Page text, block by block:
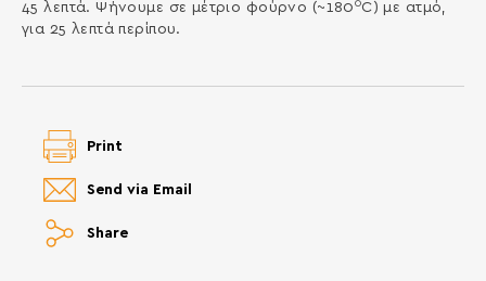
45 λεπτά. Ψήνουμε σε μέτριο φούρνο (~180 0C) με ατμό,
για 25 λεπτά περίπου.
Share
Send via Email
Print